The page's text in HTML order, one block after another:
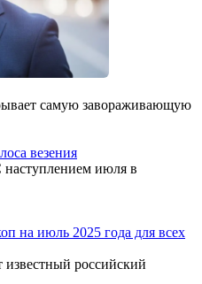
самую завораживающую
везения
июля в
на июль 2025 года для всех
российский